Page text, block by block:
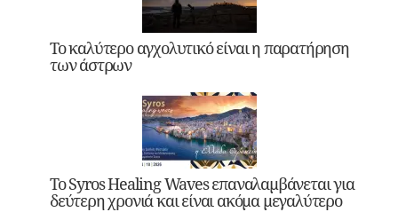
Το καλύτερο αγχολυτικό είναι η παρατήρηση
των άστρων
Το Syros Healing Waves επαναλαμβάνεται για
δεύτερη χρονιά και είναι ακόμα μεγαλύτερο